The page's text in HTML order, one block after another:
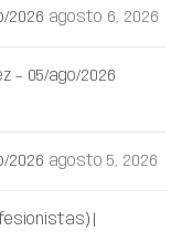
2026 agosto 6, 2026
– 05/ago/2026
2026 agosto 5, 2026
|